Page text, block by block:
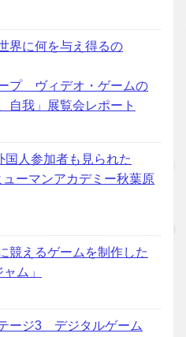
界に何を与え得るの
プ ヴィデオ・ゲームの
自我」展覧会レポート
人参加者も見られた
ーマンアカデミー秋葉原
競えるゲームを制作した
ム」
ージ3 デジタルゲーム